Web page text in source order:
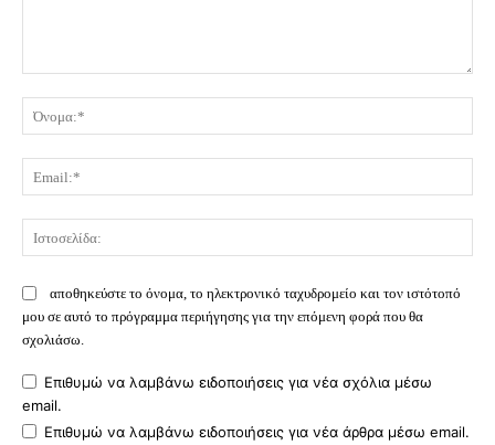
αποθηκεύστε το όνομα, το ηλεκτρονικό ταχυδρομείο και τον ιστότοπό
μου σε αυτό το πρόγραμμα περιήγησης για την επόμενη φορά που θα
σχολιάσω.
Επιθυμώ να λαμβάνω ειδοποιήσεις για νέα σχόλια μέσω
email.
Επιθυμώ να λαμβάνω ειδοποιήσεις για νέα άρθρα μέσω email.